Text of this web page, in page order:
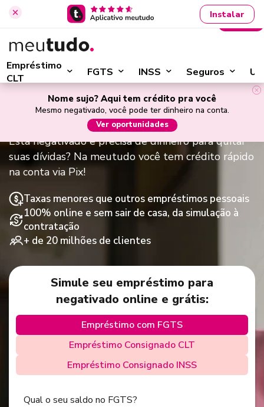
Instalar
Empréstimo
CLT
FGTS INSS Seguros
Entrar
Nome sujo? Aqui tem crédito pra você
Mesmo negativado, você pode ter dinheiro na conta.
Ver oportunidades
Empréstimo para negativado:
online, rápido e seguro
Está negativado e precisa de dinheiro para quitar
suas dívidas? Na meutudo você tem crédito rápido
na conta via Pix!
Taxas menores que outros empréstimos pessoais
100% online e sem sair de casa, da simulação à
contratação
+ de 20 milhões de clientes
Simule seu empréstimo para
negativado online e grátis:
Empréstimo com FGTS
Empréstimo Consignado CLT
Empréstimo Consignado INSS
Qual o seu saldo no FGTS?